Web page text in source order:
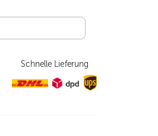
Schnelle Lieferung